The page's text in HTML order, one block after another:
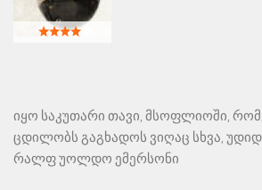
იყო საკუთარი თავი, მსოფლიოში,
ცდილობს გაგხადოს ვიღაც სხვა,
რალფ უოლდო ემერსონი